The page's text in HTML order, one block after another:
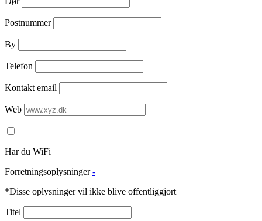
Postnummer
By
Telefon
Kontakt email
Web
Har du WiFi
Forretningsoplysninger -
*Disse oplysninger vil ikke blive offentliggjort
Titel